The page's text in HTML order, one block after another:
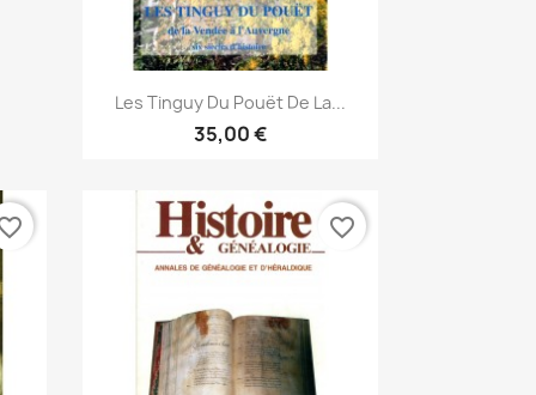
Snabbvy
Les Tinguy Du Pouët De La...
35,00 €
favorite_border